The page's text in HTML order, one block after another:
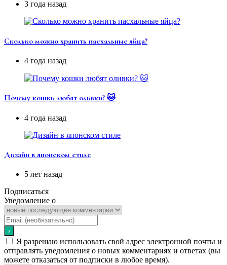
3 года назад
Сколько можно хранить пасхальные яйца?
4 года назад
Почему кошки любят оливки? 🐱
4 года назад
Дизайн в японском стиле
5 лет назад
Подписаться
Уведомление о
Я разрешаю использовать свой адрес электронной почты и
отправлять уведомления о новых комментариях и ответах (вы
можете отказаться от подписки в любое время).